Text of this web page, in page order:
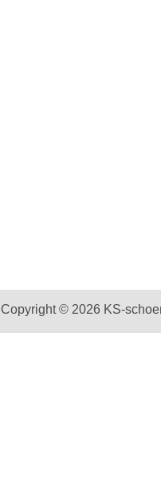
Copyright © 2026 KS-